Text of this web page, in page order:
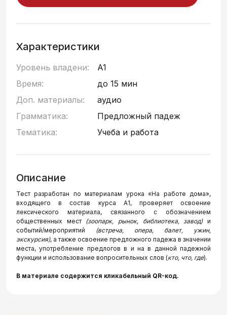
Характеристики
Уровень владени:
A1
Время:
до 15 мин
Доп. материалы:
аудио
Грамматика:
Предложный падеж
Тематика:
Учеба и работа
Описание
Тест разработан по материалам урока «На работе дома»,
входящего в состав курса А1, проверяет освоение
лексического материала, связанного с обозначением
общественных мест
(зоопарк, рынок, библиотека, завод)и
событий/мероприятий
(встреча, опера, балет, ужин,
экскурсия), а также освоение предложного падежа в значении
места, употребление предлогов в и на в данной падежной
функции и использование вопросительных слов (кто, что, где).
В материале содержится кликабельный QR-код.